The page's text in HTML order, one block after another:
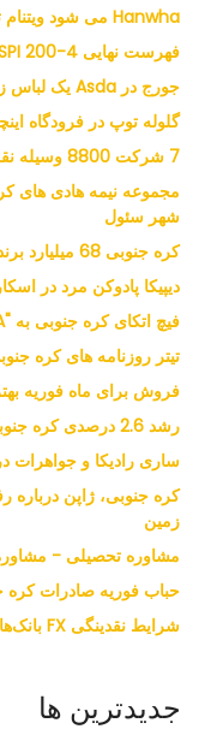
Hanwha می شود ویتنام تحسین دوو کشتی سازی تصاحب
فهرست نهایی KOSPI 200-4
جورج در Asda یک لباس زیر زنانه است
گلوله توپ در فرودگاه
7 شرکت 8800 وسیله نقلیه
شهر سئول
کره جنوبی 68 میلیارد برنده رویدادهای شرکت ها
دیپیکا پادوکن مرد در اسکار
فیچ اتکای کره جنوبی به "AA-" را بدون تغییر نگه می دارد.
تیتر روزنامه های کره
فروش برای ماه فوریه
رشد 2.6 درصدی کره جنوبی در سال 2022 بدون تغییر
ساری رادیکا و جواهرات
کره جنوبی، ژاپن
زمین
مشاوره تحصیلی -
حباب فوریه صادرات کره
شرایط نقدینگی FX بانک‌ها عدم قطعیت‌های خوب:
جدیدترین ها